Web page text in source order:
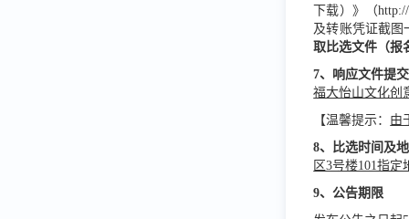
下载）》（
及转账凭证截图
取 比选文件（报
7、响应文件提
福大怡山文化创
【温馨提示： 由
8、 比选时间及
区3号楼101指定
9、公告期限